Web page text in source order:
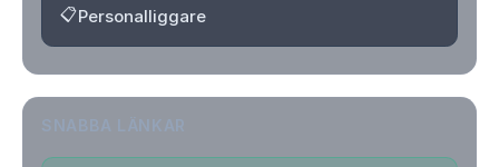
📋Personalliggare